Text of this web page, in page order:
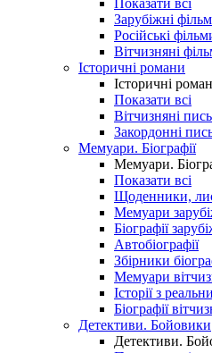
Показати всі
Зарубіжні
Російські
Вітчизняні
Історичні романи
Історичні
Показати всі
Вітчизняні
Закордонні
Мемуари. Біографії
Мемуари.
Показати всі
Щоденники,
Мемуари
Біографії
Автобіографії
Збірники
Мемуари
Історії з
Біографії
Детективи. Бойовики
Детективи.